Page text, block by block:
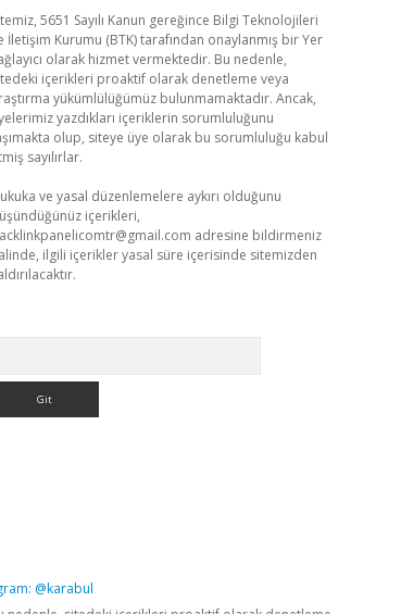
5651 Sayılı Kanun gereğince Bilgi Teknolojileri
İletişim Kurumu (BTK) tarafından onaylanmış bir Yer
olarak hizmet vermektedir. Bu nedenle,
içerikleri proaktif olarak denetleme veya
yükümlülüğümüz bulunmamaktadır. Ancak,
yazdıkları içeriklerin sorumluluğunu
olup, siteye üye olarak bu sorumluluğu kabul
sayılırlar.
ve yasal düzenlemelere aykırı olduğunu
içerikleri,
adresine bildirmeniz
ilgili içerikler yasal süre içerisinde sitemizden
@karabul